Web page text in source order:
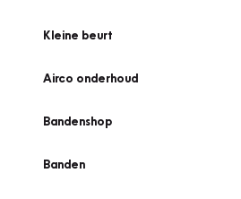
Kleine beurt
Airco onderhoud
Bandenshop
Banden